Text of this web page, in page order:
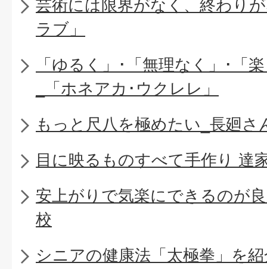
芸術には限界がなく、終わり
ラブ」
「ゆるく」･「無理なく」･「
_「ホネアカ･ウクレレ」
もっと尺八を極めたい_長廻さ
目に映るものすべて手作り 達
安上がりで気楽にできるのが
校
シニアの健康法「太極拳」を